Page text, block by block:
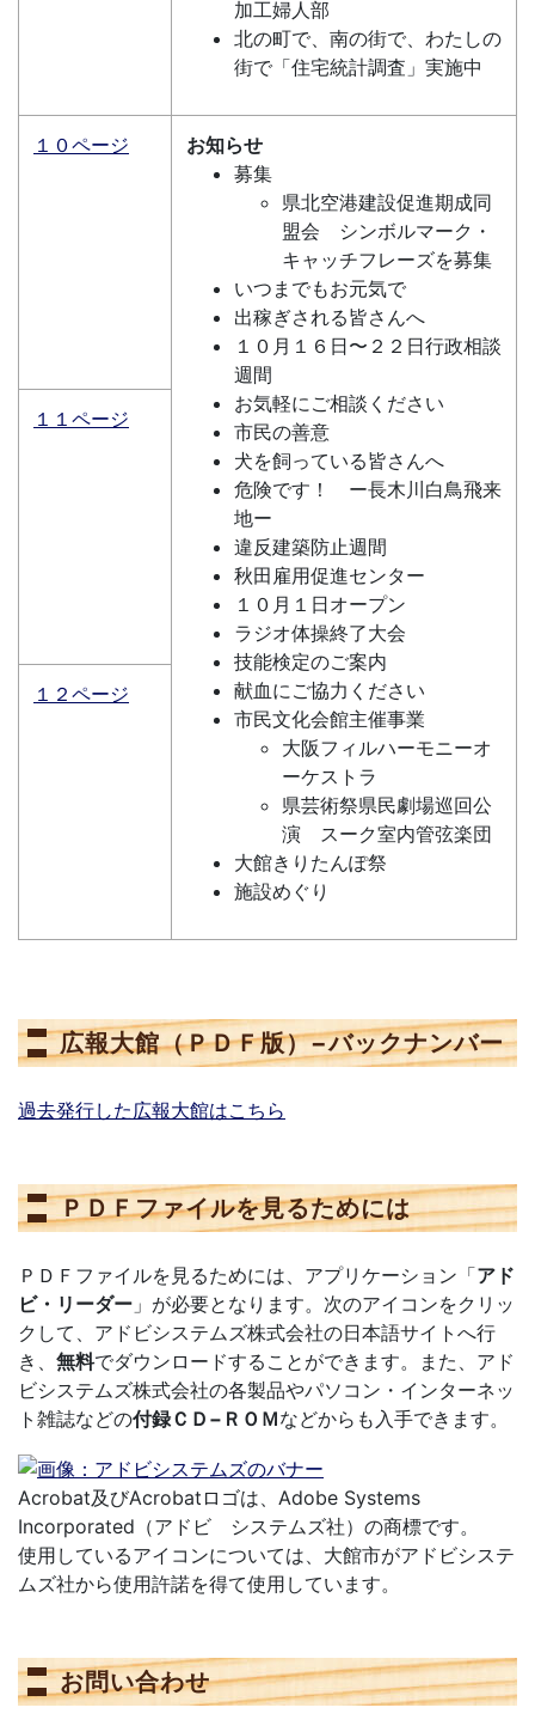
加工婦人部
北の町で、南の街で、わたしの
街で「住宅統計調査」実施中
１０ページ
お知らせ
募集
県北空港建設促進期成同
盟会 シンボルマーク・
キャッチフレーズを募集
いつまでもお元気で
出稼ぎされる皆さんへ
１０月１６日〜２２日行政相談
週間
お気軽にご相談ください
市民の善意
犬を飼っている皆さんへ
危険です！ ー長木川白鳥飛来
地ー
違反建築防止週間
秋田雇用促進センター
１０月１日オープン
ラジオ体操終了大会
技能検定のご案内
献血にご協力ください
市民文化会館主催事業
大阪フィルハーモニーオ
ーケストラ
県芸術祭県民劇場巡回公
演 スーク室内管弦楽団
大館きりたんぽ祭
施設めぐり
１１ページ
１２ページ
広報大館（ＰＤＦ版）−バックナンバー
過去発行した広報大館はこちら
ＰＤＦファイルを見るためには
ＰＤＦファイルを見るためには、アプリケーション「アド
ビ・リーダー 」が必要となります。次のアイコンをクリッ
クして、アドビシステムズ株式会社の日本語サイトへ行
き、 無料でダウンロードすることができます。また、アド
ビシステムズ株式会社の各製品やパソコン・インターネッ
ト雑誌などの付録ＣＤ−ＲＯＭなどからも入手できます。
Acrobat及びAcrobatロゴは、Adobe Systems
Incorporated（アドビ システムズ社）の商標です。
使用しているアイコンについては、大館市がアドビシステ
ムズ社から使用許諾を得て使用しています。
お問い合わせ